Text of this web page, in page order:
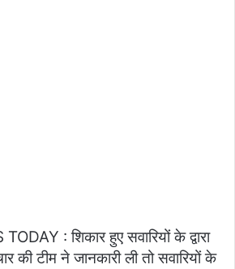
: शिकार हुए सवारियों के द्वारा
की टीम ने जानकारी ली तो सवारियों के